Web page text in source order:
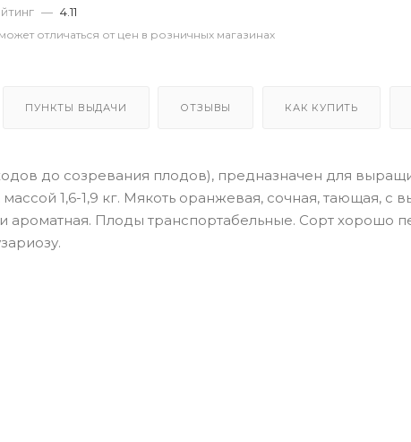
— 4.11
отличаться от цен в розничных магазинах
ПУНКТЫ ВЫДАЧИ ОТЗЫВЫ КАК КУПИТЬ
до созревания плодов), предназначен для
1,6-1,9 кг. Мякоть оранжевая, сочная, тающая, с
ароматная. Плоды транспортабельные. Сорт хорошо